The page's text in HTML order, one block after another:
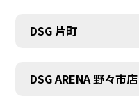
DSG 片町
DSG ARENA 野々市店